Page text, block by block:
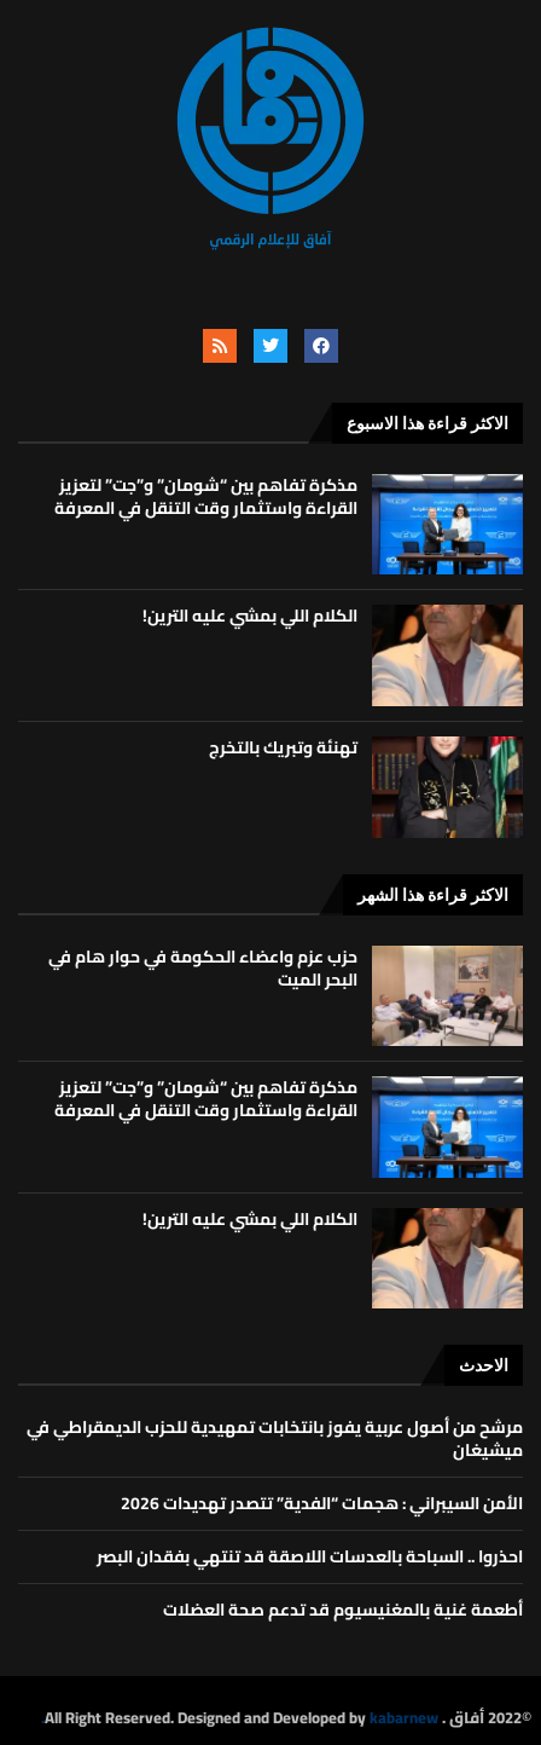
الاكثر قراءة هذا الاسبوع
مذكرة تفاهم بين “شومان” و”جت” لتعزيز
القراءة واستثمار وقت التنقل في المعرفة
الكلام اللي بمشي عليه الترين!
تهنئة وتبريك بالتخرج
الاكثر قراءة هذا الشهر
حزب عزم واعضاء الحكومة في حوار هام في
البحر الميت
مذكرة تفاهم بين “شومان” و”جت” لتعزيز
القراءة واستثمار وقت التنقل في المعرفة
الكلام اللي بمشي عليه الترين!
الاحدث
مرشح من أصول عربية يفوز بانتخابات تمهيدية للحزب الديمقراطي في
ميشيغان
الأمن السيبراني : هجمات “الفدية” تتصدر تهديدات 2026
احذروا .. السباحة بالعدسات اللاصقة قد تنتهي بفقدان البصر
أطعمة غنية بالمغنيسيوم قد تدعم صحة العضلات
©2022 أفاق . All Right Reserved. Designed and Developed by kabarnew.